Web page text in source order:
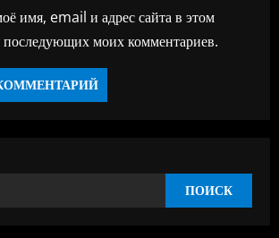
имя, email и адрес сайта в этом
последующих моих комментариев.